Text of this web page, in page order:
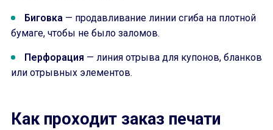
Биговка — продавливание линии сгиба на плотной
бумаге, чтобы не было заломов.
Перфорация — линия отрыва для купонов, бланков
или отрывных элементов.
Как проходит заказ печати